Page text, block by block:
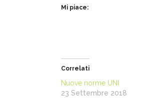
Mi piace:
Correlati
Nuove norme UNI
23 Settembre 2018